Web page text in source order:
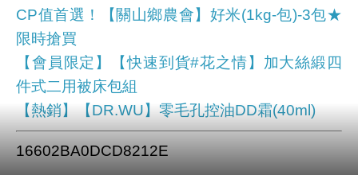
CP值首選！【關山鄉農會】好米(1kg-包)-3包★
限時搶買
【會員限定】【快速到貨#花之情】加大絲緞四
件式二用被床包組
【熱銷】【DR.WU】零毛孔控油DD霜(40ml)
16602BA0DCD8212E